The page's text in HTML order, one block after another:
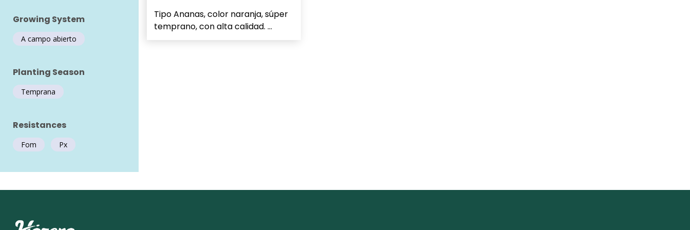
Growing System
A campo abierto
Planting Season
Temprana
Resistances
Fom Px
Tipo Ananas, color naranja, súper
temprano, con alta calidad. ...